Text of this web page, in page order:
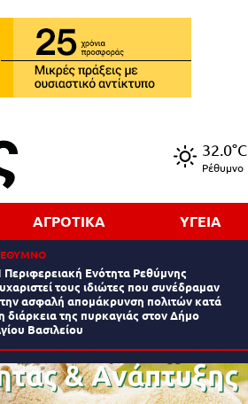
32.0°C
Ρέθυμνο
ΑΓΡΟΤΙΚΑ ΥΓΕΙΑ
Περιφερειακή Ενότητα Ρεθύμνης
τους ιδιώτες που συνέδραμαν
ασφαλή απομάκρυνση πολιτών κατά
διάρκεια της πυρκαγιάς στον Δήμο
Βασιλείου